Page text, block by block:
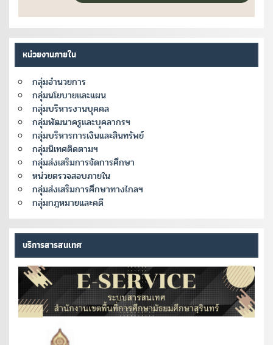
หน่วยงานภายใน
กลุ่มอำนวยการ
กลุ่มนโยบายและแผน
กลุ่มบริหารงานบุคคล
กลุ่มพัฒนาครูและบุคลากรฯ
กลุ่มบริหารการเงินและสินทรัพย์
กลุ่มนิเทศติดตามฯ
กลุ่มส่งเสริมการจัดการศึกษา
หน่วยตรวจสอบภายใน
กลุ่มส่งเสริมการศึกษาทางไกลฯ
กลุ่มกฎหมายและคดี
บริการสารสนเทศ